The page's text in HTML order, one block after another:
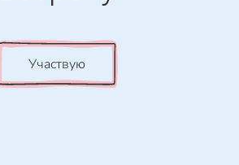
Участвую